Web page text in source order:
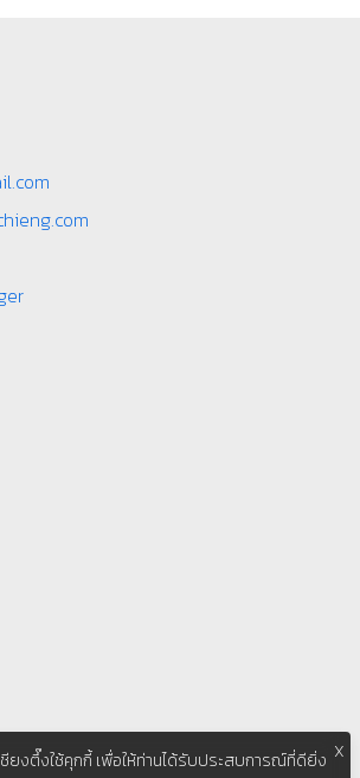
X
ชียงตึ๊งใช้คุกกี้ เพื่อให้ท่านได้รับประสบการณ์ที่ดียิ่ง